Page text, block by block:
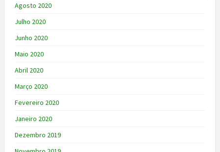
Agosto 2020
Julho 2020
Junho 2020
Maio 2020
Abril 2020
Março 2020
Fevereiro 2020
Janeiro 2020
Dezembro 2019